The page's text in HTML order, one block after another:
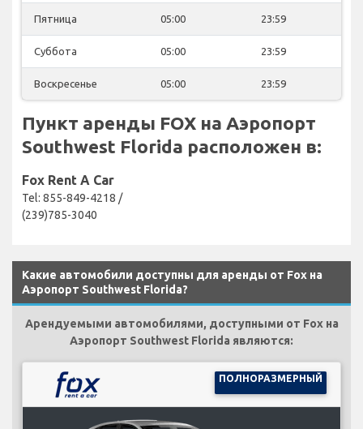
Пятница 05:00 23:59
Суббота 05:00 23:59
Воскресенье 05:00 23:59
Пункт аренды FOX на Аэропорт
Southwest Florida расположен в:
Fox Rent A Car
Tel: 855-849-4218 /
(239)785-3040
Какие автомобили доступны для аренды от Fox на
Аэропорт Southwest Florida?
Арендуемыми автомобилями, доступными от Fox на
Аэропорт Southwest Florida являются:
ПОЛНОРАЗМЕРНЫЙ